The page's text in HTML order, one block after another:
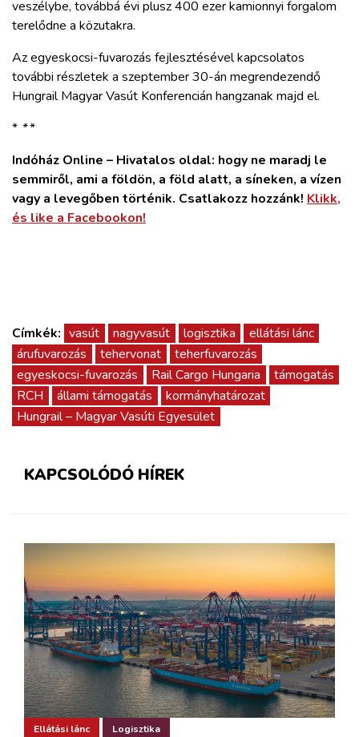
veszélybe, továbbá évi plusz 400 ezer kamionnyi forgalom
terelődne a közutakra.
Az egyeskocsi-fuvarozás fejlesztésével kapcsolatos
további részletek a szeptember 30-án megrendezendő
Hungrail Magyar Vasút Konferencián hangzanak majd el.
* **
Indóház Online – Hivatalos oldal: hogy ne maradj le
semmiről, ami a földön, a föld alatt, a síneken, a vízen
vagy a levegőben történik. Csatlakozz hozzánk! Klikk,
és like a Facebookon!
Címkék: vasút nagyvasút logisztika
ellátási lánc
árufuvarozás
tehervonat
teherfuvarozás
egyeskocsi-fuvarozás
Rail Cargo Hungaria
támogatás
RCH
állami támogatás
kormányhatározat
Hungrail – Magyar Vasúti Egyesület
KAPCSOLÓDÓ HÍREK
Ellátási lánc Logisztika